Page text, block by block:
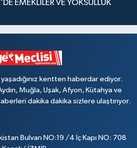
EMEKLİLER VE YOKSULLUK
kentten haberdar ediyor.
Muğla, Uşak, Afyon, Kütahya ve
dakika dakika sizlere ulaştırıyor.
Bulvarı NO:19 /4 İç Kapı NO: 708